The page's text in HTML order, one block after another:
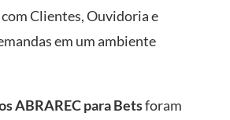
Clientes, Ouvidoria e
em um ambiente
ABRAREC para Betsforam